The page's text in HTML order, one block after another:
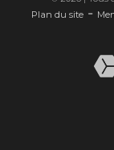
Plan du site -